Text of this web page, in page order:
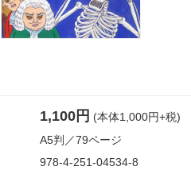
1,100円 (本体1,000円+税)
A5判／79ページ
978-4-251-04534-8